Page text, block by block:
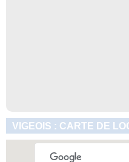
VIGEOIS : CARTE DE